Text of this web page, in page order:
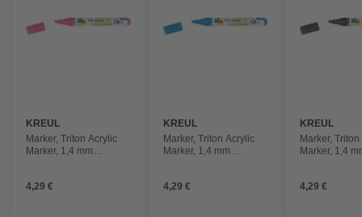
KREUL
Marker, Triton Acrylic
Marker, 1,4 mm
4,29 €
KREUL
Marker, Triton Acrylic
Marker, 1,4 mm
4,29 €
KREUL
Marker,
Marker, 1,4
4,29 €